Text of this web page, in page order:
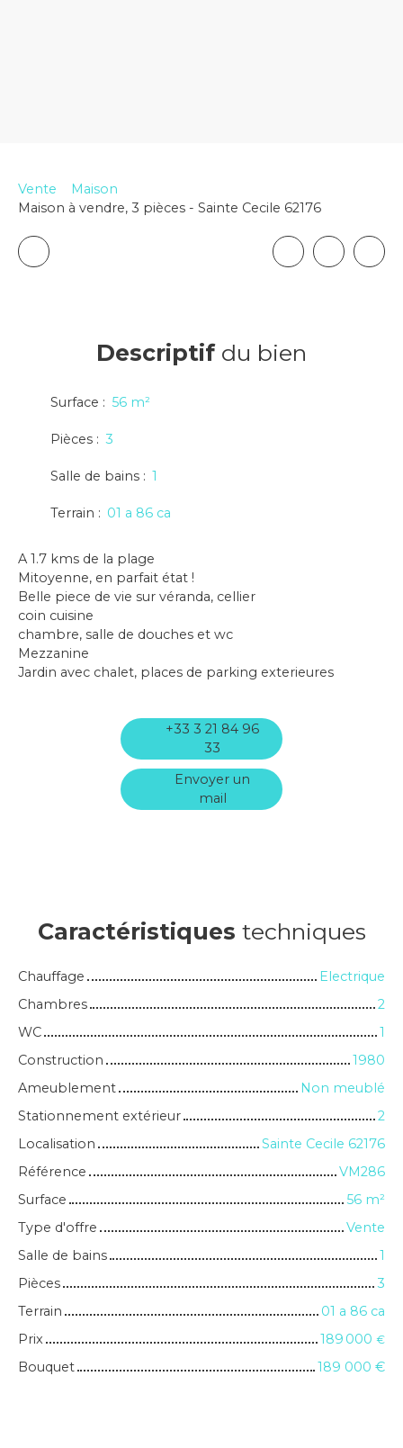
Vente
Maison
Maison à vendre, 3 pièces - Sainte Cecile 62176
Descriptifdu bien
Surface : 56 m²
Pièces : 3
Salle de bains : 1
Terrain : 01 a 86 ca
A 1.7 kms de la plage
Mitoyenne, en parfait état !
Belle piece de vie sur véranda, cellier
coin cuisine
chambre, salle de douches et wc
Mezzanine
Jardin avec chalet, places de parking exterieures
+33 3 21 84 96
33
Envoyer un
mail
Caractéristiques techniques
Chauffage
Electrique
Chambres
2
WC
1
Construction
1980
Ameublement
Non meublé
Stationnement extérieur
2
Localisation
Sainte Cecile 62176
Référence
VM286
Surface
56 m²
Type d'offre
Vente
Salle de bains
1
Pièces
3
Terrain
01 a 86 ca
Prix
189 000 €
Bouquet 189 000 €